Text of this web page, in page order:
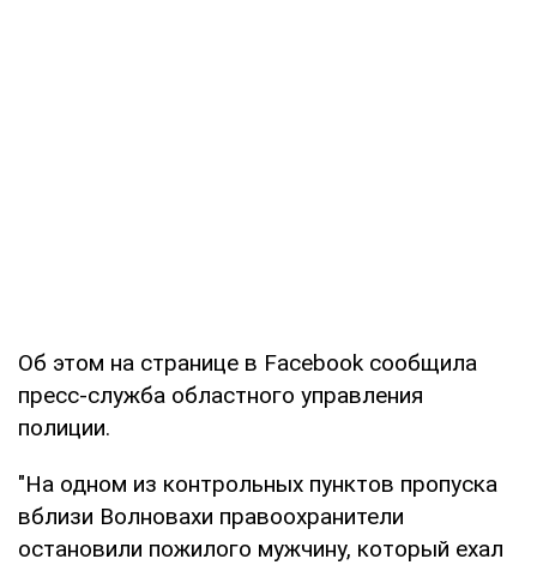
Об этом на странице в Facebook сообщила
пресс-служба областного управления
полиции.
"На одном из контрольных пунктов пропуска
вблизи Волновахи правоохранители
остановили пожилого мужчину, который ехал